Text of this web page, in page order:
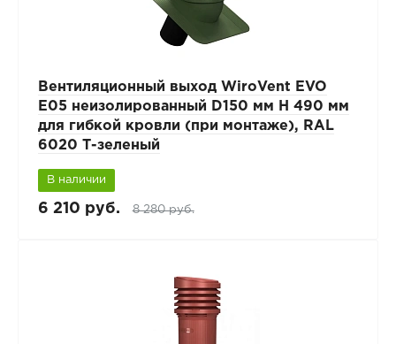
Вентиляционный выход WiroVent EVO
E05 неизолированный D150 мм Н 490 мм
для гибкой кровли (при монтаже), RAL
6020 Т-зеленый
В наличии
6 210 руб. 8 280 руб.